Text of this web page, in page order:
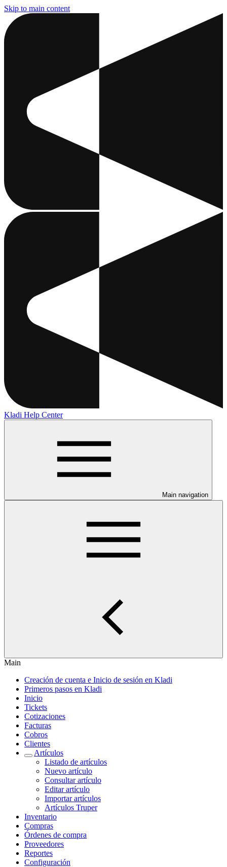
Skip to main content
Kladi Help Center
Main navigation
Main
Creación de cuenta e Inicio de sesión en Kladi
Primeros pasos en Kladi
Inicio
Tickets
Cotizaciones
Facturas
Cobros
Clientes
Artículos
Listado de artículos
Nuevo artículo
Consultar artículo
Editar artículo
Importar artículos
Artículos Truper
Inventario
Compras
Órdenes de compra
Proveedores
Reportes
Configuración